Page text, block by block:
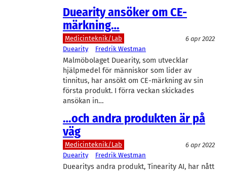
Duearity ansöker om CE-
märkning…
Medicinteknik/Lab
6 apr 2022
Duearity
Fredrik Westman
Malmöbolaget Duearity, som utvecklar
hjälpmedel för människor som lider av
tinnitus, har ansökt om CE-märkning av sin
första produkt. I förra veckan skickades
ansökan in…
…och andra produkten är på
väg
Medicinteknik/Lab
6 apr 2022
Duearity
Fredrik Westman
Duearitys andra produkt, Tinearity AI, har nått